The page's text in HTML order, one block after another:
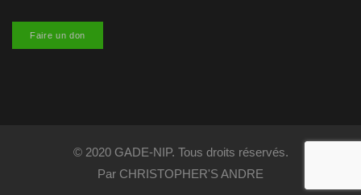
Faire un don
© 2020 GADE-NIP. Tous droits réservés.
Par CHRISTOPHER'S ANDRE